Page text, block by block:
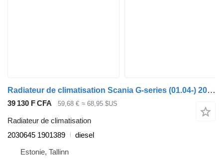
Radiateur de climatisation Scania G-series (01.04-) 2030645 1901389 pour tracteur routier Scania P,G,R,T-series (2004-2017)
39 130 F CFA 59,68 € ≈ 68,95 $US
Radiateur de climatisation
2030645 1901389
diesel
Estonie, Tallinn